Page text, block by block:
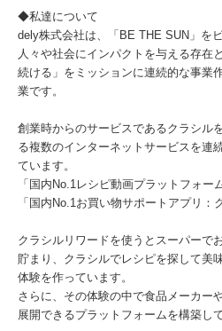
◆私達について
dely株式会社は、「BE THE SUN」を
人々や社会にインパクトを与える存在
続ける」をミッションに連続的な事業
業です。
創業時からのサービスであるクラシル
る複数のインターネットサービスを連
ています。
「国内No.1レシピ動画プラットフォー
「国内No.1お買い物サポートアプリ：
クラシルリワードを使うとスーパーで
貯まり、クラシルでレシピを探して美
体験を作っています。
さらに、その体験の中で食品メーカー
展開できるプラットフォームを構築し